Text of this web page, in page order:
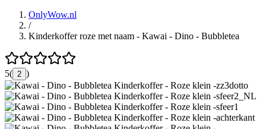
OnlyWow.nl
/
Kinderkoffer roze met naam - Kawai - Dino - Bubbletea
5( 2 )